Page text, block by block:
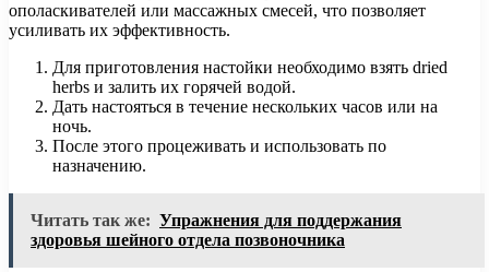
ополаскивателей или массажных смесей, что позволяет
усиливать их эффективность.
Для приготовления настойки необходимо взять dried
herbs и залить их горячей водой.
Дать настояться в течение нескольких часов или на
ночь.
После этого процеживать и использовать по
назначению.
Читать так же: Упражнения для поддержания
здоровья шейного отдела позвоночника